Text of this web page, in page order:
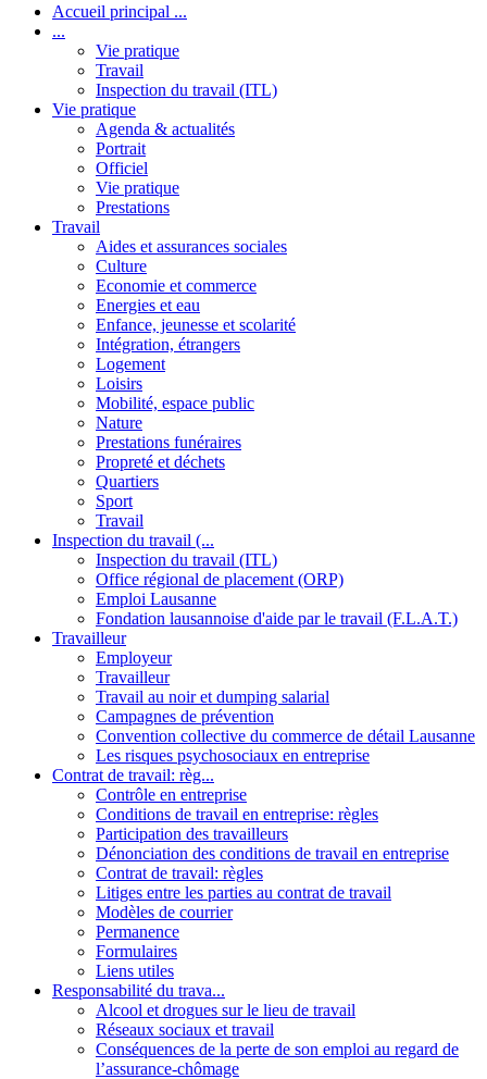
Accueil principal ...
...
Vie pratique
Travail
Inspection du travail (ITL)
Vie pratique
Agenda & actualités
Portrait
Officiel
Vie pratique
Prestations
Travail
Aides et assurances sociales
Culture
Economie et commerce
Energies et eau
Enfance, jeunesse et scolarité
Intégration, étrangers
Logement
Loisirs
Mobilité, espace public
Nature
Prestations funéraires
Propreté et déchets
Quartiers
Sport
Travail
Inspection du travail (...
Inspection du travail (ITL)
Office régional de placement (ORP)
Emploi Lausanne
Fondation lausannoise d'aide par le travail (F.L.A.T.)
Travailleur
Employeur
Travailleur
Travail au noir et dumping salarial
Campagnes de prévention
Convention collective du commerce de détail Lausanne
Les risques psychosociaux en entreprise
Contrat de travail: règ...
Contrôle en entreprise
Conditions de travail en entreprise: règles
Participation des travailleurs
Dénonciation des conditions de travail en entreprise
Contrat de travail: règles
Litiges entre les parties au contrat de travail
Modèles de courrier
Permanence
Formulaires
Liens utiles
Responsabilité du trava...
Alcool et drogues sur le lieu de travail
Réseaux sociaux et travail
Conséquences de la perte de son emploi au regard de
l’assurance-chômage